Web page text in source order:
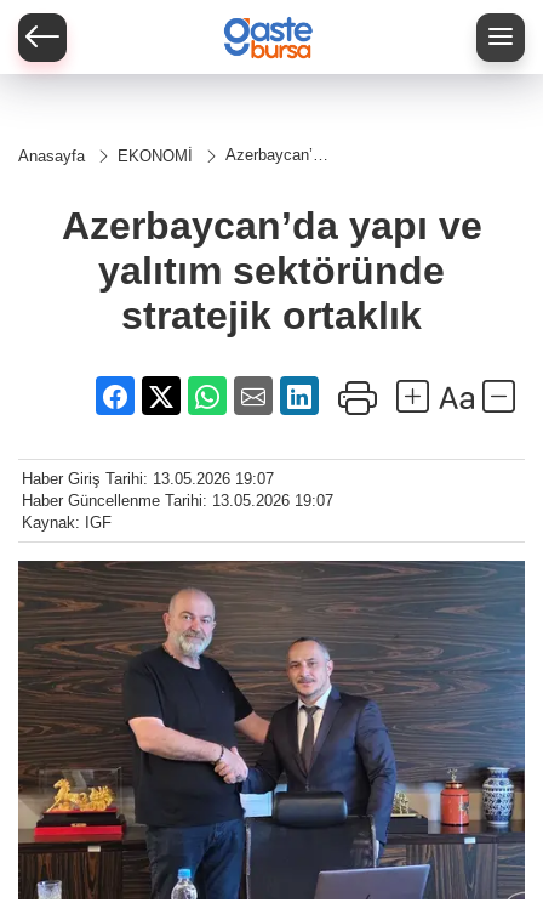
Anasayfa EKONOMİ
Azerbaycan’da
sektöründe
stratejik
Azerbaycan’da yapı ve
yalıtım sektöründe
stratejik ortaklık
Haber Giriş Tarihi: 13.05.2026 19:07
Haber Güncellenme Tarihi: 13.05.2026 19:07
Kaynak: IGF